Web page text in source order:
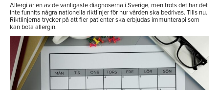
Allergi är en av de vanligaste diagnoserna i Sverige, men trots det har det
inte funnits några nationella riktlinjer för hur vården ska bedrivas. Tills nu.
Riktlinjerna trycker på att fler patienter ska erbjudas immunterapi som
kan bota allergin.